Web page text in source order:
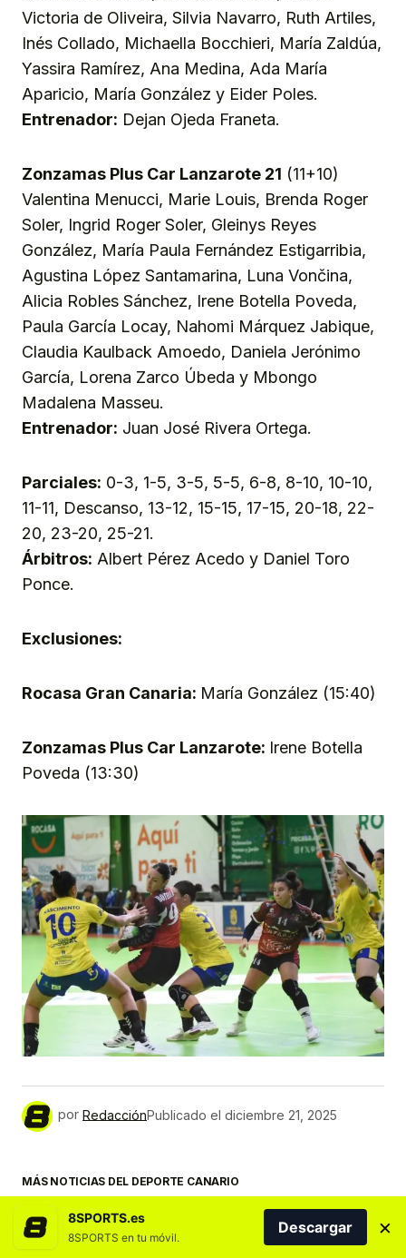
Victoria de Oliveira, Silvia Navarro, Ruth Artiles,
Inés Collado, Michaella Bocchieri, María Zaldúa,
Yassira Ramírez, Ana Medina, Ada María
Aparicio, María González y Eider Poles.
Entrenador: Dejan Ojeda Franeta.
Zonzamas Plus Car Lanzarote 21 (11+10)
Valentina Menucci, Marie Louis, Brenda Roger
Soler, Ingrid Roger Soler, Gleinys Reyes
González, María Paula Fernández Estigarribia,
Agustina López Santamarina, Luna Vončina,
Alicia Robles Sánchez, Irene Botella Poveda,
Paula García Locay, Nahomi Márquez Jabique,
Claudia Kaulback Amoedo, Daniela Jerónimo
García, Lorena Zarco Úbeda y Mbongo
Madalena Masseu.
Entrenador: Juan José Rivera Ortega.
Parciales: 0-3, 1-5, 3-5, 5-5, 6-8, 8-10, 10-10,
11-11, Descanso, 13-12, 15-15, 17-15, 20-18, 22-
20, 23-20, 25-21.
Árbitros: Albert Pérez Acedo y Daniel Toro
Ponce.
Exclusiones:
Rocasa Gran Canaria: María González (15:40)
Zonzamas Plus Car Lanzarote: Irene Botella
Poveda (13:30)
por RedacciónPublicado el diciembre 21, 2025
MÁS NOTICIAS DEL DEPORTE CANARIO
8SPORTS.es
8SPORTS en tu móvil.
Descargar ×